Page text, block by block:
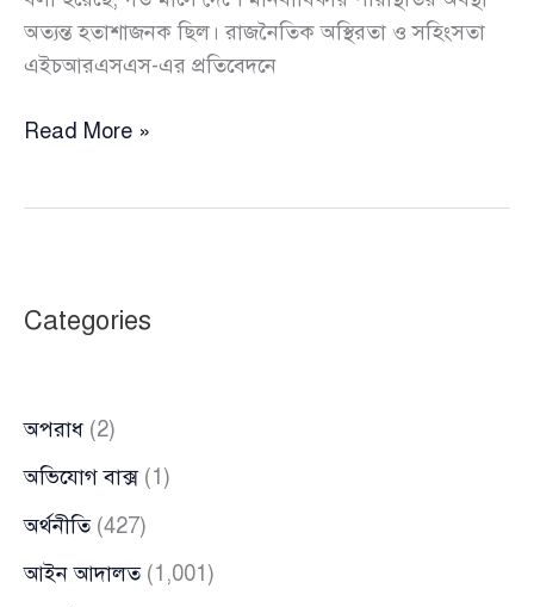
অত্যন্ত হতাশাজনক ছিল। রাজনৈতিক অস্থিরতা ও সহিংসতা
এইচআরএসএস-এর প্রতিবেদনে
ফেব্রুয়ারিতে
হতাশাজনক
Read More »
Categories
অপরাধ (2)
অভিযোগ বাক্স(1)
অর্থনীতি(427)
আইন আদালত(1,001)